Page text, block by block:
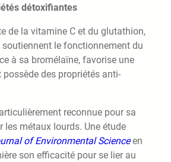
détoxifiantes
de la vitamine C et du glutathion,
le fonctionnement du
à sa bromélaïne, favorise une
des propriétés anti-
reconnue pour sa
les métaux lourds. Une étude
of Environmental Scienceen
son efficacité pour se lier au